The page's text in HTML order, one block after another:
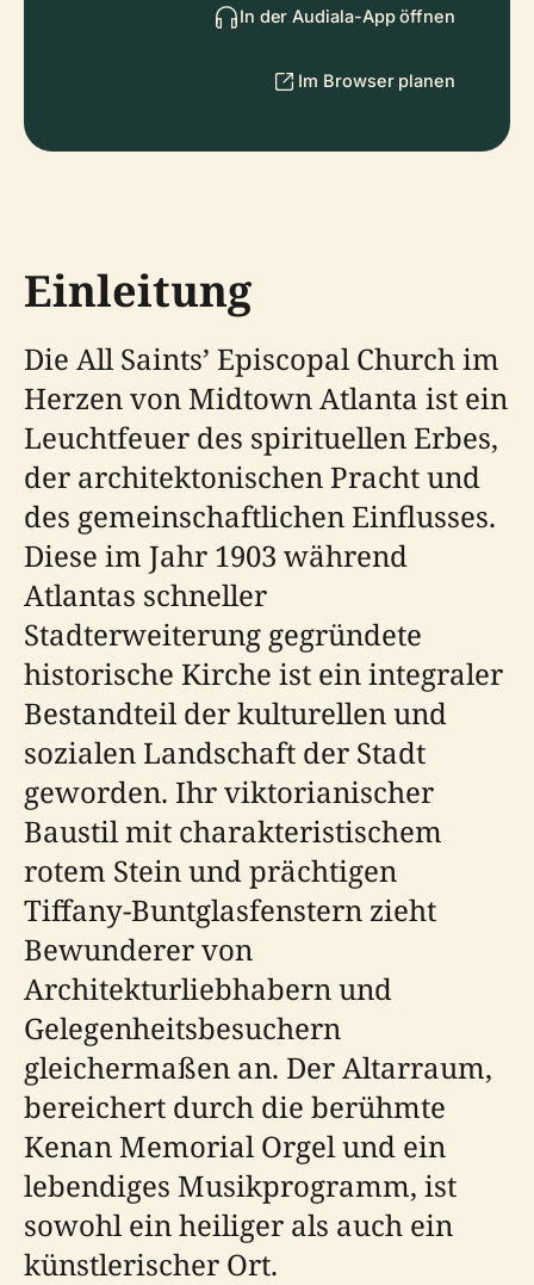
In der Audiala-App öffnen
Im Browser planen
Einleitung
Die All Saints’ Episcopal Church im
Herzen von Midtown Atlanta ist ein
Leuchtfeuer des spirituellen Erbes,
der architektonischen Pracht und
des gemeinschaftlichen Einflusses.
Diese im Jahr 1903 während
Atlantas schneller
Stadterweiterung gegründete
historische Kirche ist ein integraler
Bestandteil der kulturellen und
sozialen Landschaft der Stadt
geworden. Ihr viktorianischer
Baustil mit charakteristischem
rotem Stein und prächtigen
Tiffany-Buntglasfenstern zieht
Bewunderer von
Architekturliebhabern und
Gelegenheitsbesuchern
gleichermaßen an. Der Altarraum,
bereichert durch die berühmte
Kenan Memorial Orgel und ein
lebendiges Musikprogramm, ist
sowohl ein heiliger als auch ein
künstlerischer Ort.